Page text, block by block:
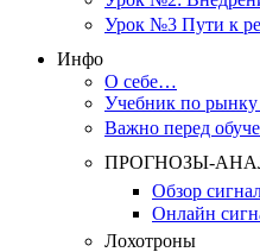
Урок №3 Пути к
Инфо
О себе…
Учебник по
Важно перед
ПРОГНОЗЫ-
Обзор
Онлайн
Лохотроны